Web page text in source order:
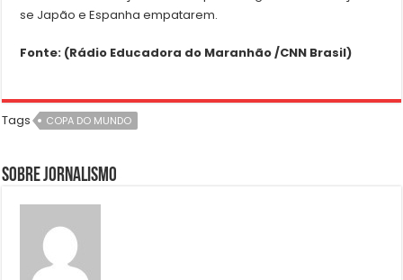
se Japão e Espanha empatarem.
Fonte: (Rádio Educadora do Maranhão /CNN Brasil)
Tags COPA DO MUNDO
Sobre Jornalismo